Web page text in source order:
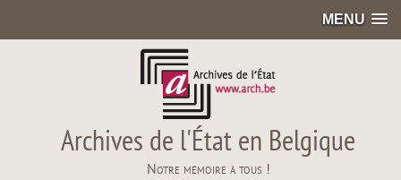
MENU
Archives de l'État en Belgique
Notre mémoire à tous !